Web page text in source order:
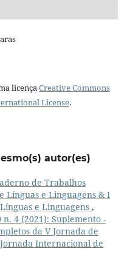
licençaCreative Commons
License.
autor(es)
de Trabalhos
Línguas e Linguagens & I
e Linguagens ,
n. 4 (2021): Suplemento -
da V Jornada de
Internacional de